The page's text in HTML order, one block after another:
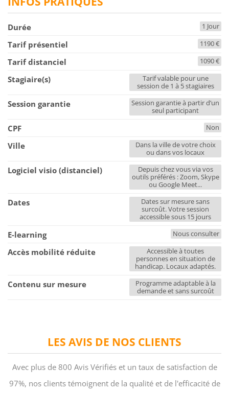
LES AVIS DE NOS CLIENTS
Avec plus de 800 Avis Vérifiés et un taux de satisfaction de
97%, nos clients témoignent de la qualité et de l'efficacité de
Durée 1 Jour
Tarif présentiel 1190 €
Tarif distanciel 1090 €
Stagiaire(s)
Tarif valable pour une
session de 1 à 5 stagiaires
Session garantie
Session garantie à partir d’un
seul participant
CPF Non
Ville
Dans la ville de votre choix
ou dans vos locaux
Logiciel visio (distanciel)
Depuis chez vous via vos
outils préférés : Zoom, Skype
ou Google Meet...
Dates
Dates sur mesure sans
surcoût. Votre session
accessible sous 15 jours
E-learning Nous consulter
Accès mobilité réduite
Accessible à toutes
personnes en situation de
handicap. Locaux adaptés.
Contenu sur mesure
Programme adaptable à la
demande et sans surcoût